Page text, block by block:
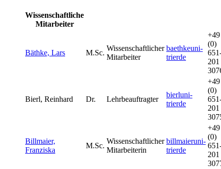
Wissenschaftliche
Mitarbeiter
Bäthke, Lars M.Sc.
Wissenschaftlicher
Mitarbeiter
baethkeuni-
trierde
+49
(0)
201
Bierl, Reinhard Dr. Lehrbeauftragter
bierluni-
trierde
+49
(0)
201
Billmaier,
Franziska
M.Sc.
Wissenschaftlicher
Mitarbeiterin
billmaieruni-
trierde
+49
(0)
201